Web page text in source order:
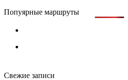
Попуярные маршруты
Свежие записи